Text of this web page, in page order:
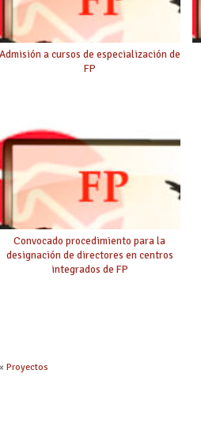
Admisión a cursos de especialización de
FP
Convocado procedimiento para la
designación de directores en centros
integrados de FP
Proyectos